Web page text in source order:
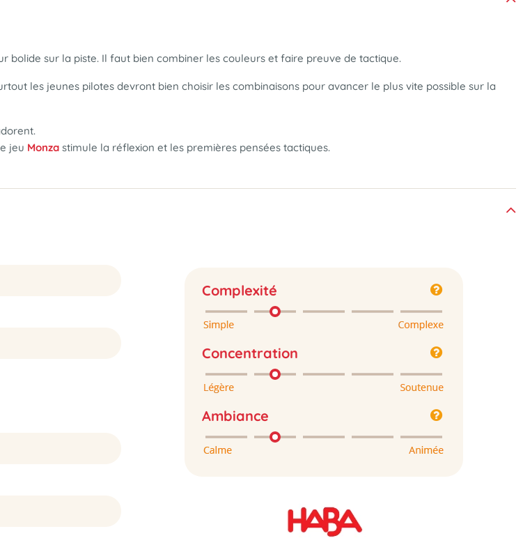
bolide sur la piste. Il faut bien combiner les couleurs et faire preuve de tactique.
les jeunes pilotes devront bien choisir les combinaisons pour avancer le plus vite possible sur la
jeu Monza stimule la réflexion et les premières pensées tactiques.
Complexité
Concentration
Ambiance